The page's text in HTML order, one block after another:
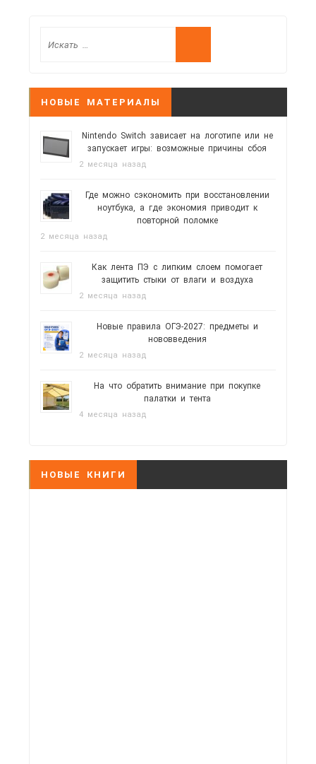
НОВЫЕ МАТЕРИАЛЫ
Nintendo Switch зависает на логотипе или не
запускает игры: возможные причины сбоя
2 месяца назад
Где можно сэкономить при восстановлении
ноутбука, а где экономия приводит к
повторной поломке
2 месяца назад
Как лента ПЭ с липким слоем помогает
защитить стыки от влаги и воздуха
2 месяца назад
Новые правила ОГЭ-2027: предметы и
нововведения
2 месяца назад
На что обратить внимание при покупке
палатки и тента
4 месяца назад
НОВЫЕ КНИГИ